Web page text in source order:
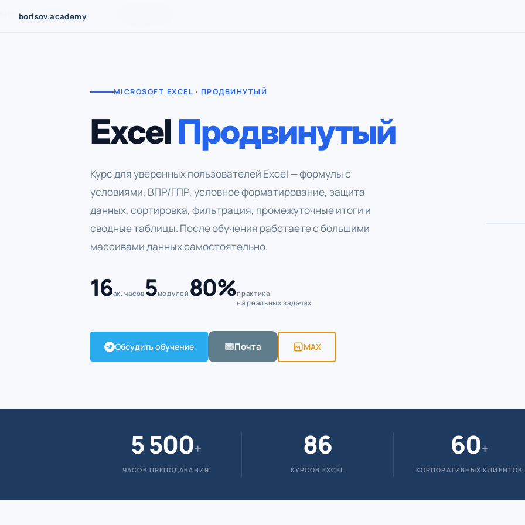
borisov.academy
Курсы › Microsoft ›
MICROSOFT EXCEL · ПРОДВИНУТЫЙ
ExcelПродвинутый
Курс для уверенных пользователей Excel — формулы с
условиями, ВПР/ГПР, условное форматирование, защита
данных, сортировка, фильтрация, промежуточные итоги и
сводные таблицы. После обучения работаете с большими
массивами данных самостоятельно.
16ак. часов 5модулей 80%практика
на реальных задачах
Обсудить обучение Почта MAX
5 500+
ЧАСОВ ПРЕПОДАВАНИЯ
86
КУРСОВ EXCEL
60+
КОРПОРАТИВНЫХ КЛИЕНТОВ